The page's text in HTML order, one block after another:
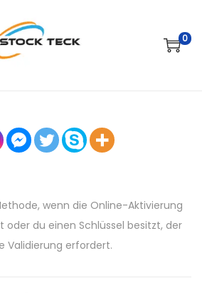
e
r
a
n
a
e
r
c
o
n
0
wenn die Online-Aktivierung
du einen Schlüssel besitzt, der
Validierung erfordert.